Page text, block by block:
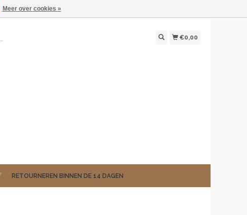
€0,00
RETOURNEREN BINNEN DE 14 DAGEN
Meer over cookies »